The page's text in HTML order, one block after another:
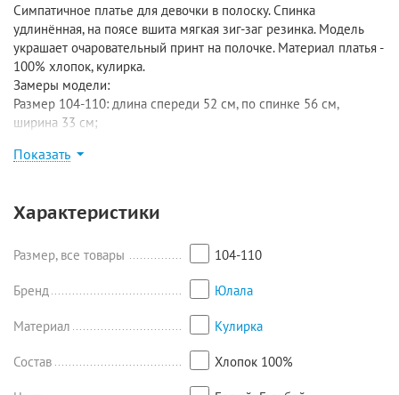
Симпатичное платье для девочки в полоску. Спинка
удлинённая, на поясе вшита мягкая зиг-заг резинка. Модель
украшает очаровательный принт на полочке. Материал платья -
100% хлопок, кулирка.
Замеры модели:
Размер 104-110: длина спереди 52 см, по спинке 56 см,
ширина 33 см;
Размер 122-128: длина 65/68 см, ширина 37 см;
Показать
Характеристики
Размер, все товары 104-110
Бренд Юлала
Материал Кулирка
Состав Хлопок 100%